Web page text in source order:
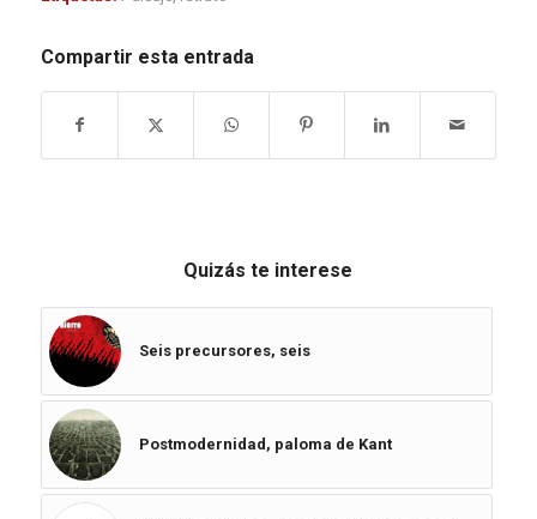
Compartir esta entrada
Quizás te interese
Seis precursores, seis
Postmodernidad, paloma de Kant